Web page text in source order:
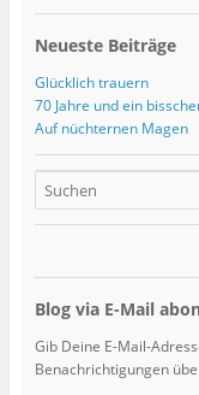
Neueste Beiträge
Glücklich trauern
70 Jahre und ein
Auf nüchternen Magen
Blog via E-Mail
Gib Deine E-Mail-
Benachrichtigungen